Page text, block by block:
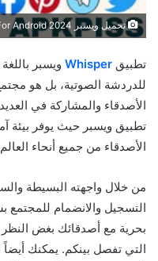
تحميل ويسبر 2024 Whisper For Android اخر اصدار
تطبيق Whisper ويسبر
للدردشة الصوتية، بل هو
الأصدقاء والمشاركة في
تطبيق ويسبر حيث يوفر بيئة
الأصدقاء من جميع أنحاء
من خلال واجهته البسيطة
التسجيل والانضمام
بحرية مع أصدقائك بغض النظر
التي تفصل بينكم. يمكنك أيضاً